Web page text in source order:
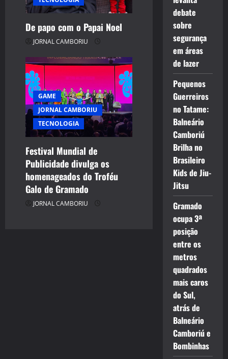
De papo com o Papai Noel
JORNAL CAMBORIU
GAME
JORNAL CAMBORIU
TECNOLOGIA
Festival Mundial de
Publicidade divulga os
homenageados do Troféu
Galo de Gramado
JORNAL CAMBORIU
debate
sobre
segurança
em áreas
de lazer
Pequenos
Guerreiros
no Tatame:
Balneário
Camboriú
Brilha no
Brasileiro
Kids de Jiu-
Jitsu
Gramado
ocupa 3ª
posição
entre os
metros
quadrados
mais caros
do Sul,
atrás de
Balneário
Camboriú e
Bombinhas